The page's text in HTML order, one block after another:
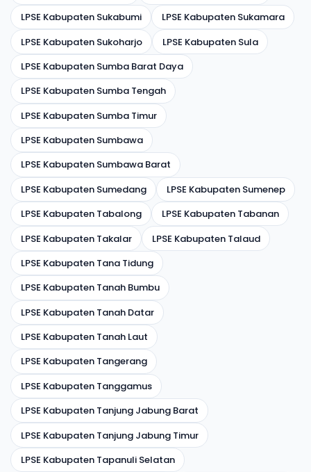
LPSE Kabupaten Sukabumi
LPSE Kabupaten Sukamara
LPSE Kabupaten Sukoharjo
LPSE Kabupaten Sula
LPSE Kabupaten Sumba Barat Daya
LPSE Kabupaten Sumba Tengah
LPSE Kabupaten Sumba Timur
LPSE Kabupaten Sumbawa
LPSE Kabupaten Sumbawa Barat
LPSE Kabupaten Sumedang
LPSE Kabupaten Sumenep
LPSE Kabupaten Tabalong
LPSE Kabupaten Tabanan
LPSE Kabupaten Takalar
LPSE Kabupaten Talaud
LPSE Kabupaten Tana Tidung
LPSE Kabupaten Tanah Bumbu
LPSE Kabupaten Tanah Datar
LPSE Kabupaten Tanah Laut
LPSE Kabupaten Tangerang
LPSE Kabupaten Tanggamus
LPSE Kabupaten Tanjung Jabung Barat
LPSE Kabupaten Tanjung Jabung Timur
LPSE Kabupaten Tapanuli Selatan